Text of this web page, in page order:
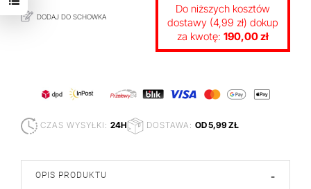
DODAJ DO SCHOWKA
Do niższych kosztów
dostawy (4,99 zł) dokup
za kwotę: 190,00 zł
CZAS WYSYŁKI: 24H DOSTAWA: OD 5,99 ZŁ
OPIS PRODUKTU -